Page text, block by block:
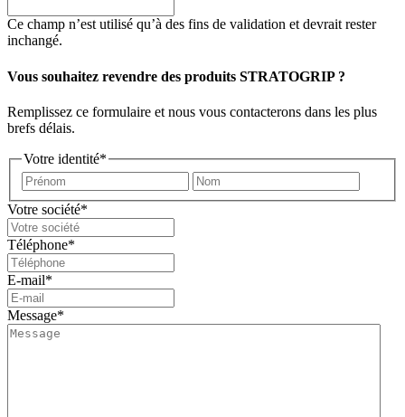
Ce champ n’est utilisé qu’à des fins de validation et devrait rester
inchangé.
Vous souhaitez revendre des produits STRATOGRIP ?
Remplissez ce formulaire et nous vous contacterons dans les plus
brefs délais.
Votre identité*
Prénom
Votre société*
Téléphone*
E-mail*
Message*